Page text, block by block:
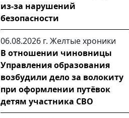
из-за нарушений
безопасности
06.08.2026 г. Желтые хроники
В отношении чиновницы
Управления образования
возбудили дело за волокиту
при оформлении путёвок
детям участника СВО